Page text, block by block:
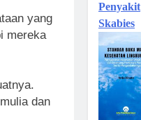
yang
mereka
dan
Penyakit
Skabies